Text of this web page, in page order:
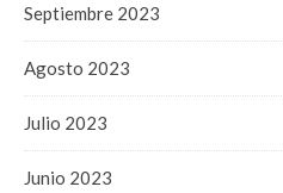
Septiembre 2023
Agosto 2023
Julio 2023
Junio 2023